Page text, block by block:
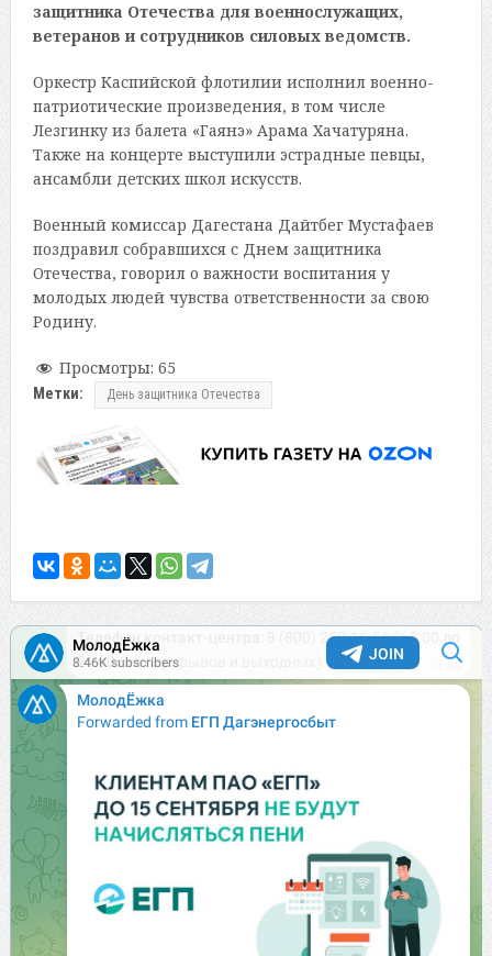
защитника Отечества для военнослужащих,
ветеранов и сотрудников силовых ведомств.
Оркестр Каспийской флотилии исполнил военно-
патриотические произведения, в том числе
Лезгинку из балета «Гаянэ» Арама Хачатуряна.
Также на концерте выступили эстрадные певцы,
ансамбли детских школ искусств.
Военный комиссар Дагестана Дайтбег Мустафаев
поздравил собравшихся с Днем защитника
Отечества, говорил о важности воспитания у
молодых людей чувства ответственности за свою
Родину.
Просмотры: 65
Метки: День защитника Отечества